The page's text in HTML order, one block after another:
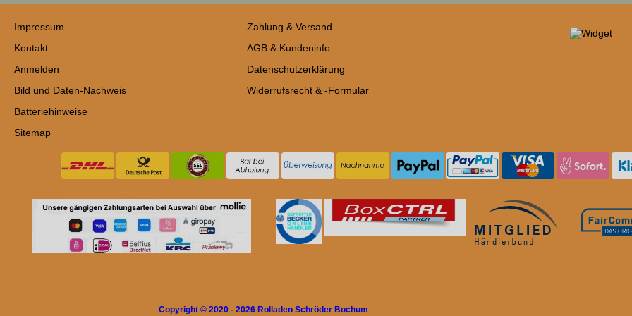
Impressum
Kontakt
Anmelden
Bild und Daten-Nachweis
Batteriehinweise
Sitemap
Zahlung & Versand
AGB & Kundeninfo
Datenschutzerklärung
Widerrufsrecht & -Formular
Copyright © 2020 - 2026 Rolladen Schröder Bochum